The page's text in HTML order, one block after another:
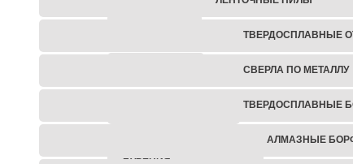
ТВЕРДОСПЛАВНЫЕ
СВЕРЛА ПО МЕТАЛЛУ
ТВЕРДОСПЛАВНЫЕ
АЛМАЗНЫЕ